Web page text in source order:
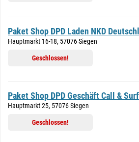
Paket Shop DPD Laden NKD
Hauptmarkt 16-18, 57076 Siegen
Geschlossen!
Paket Shop DPD Geschäft Call &
Hauptmarkt 25, 57076 Siegen
Geschlossen!